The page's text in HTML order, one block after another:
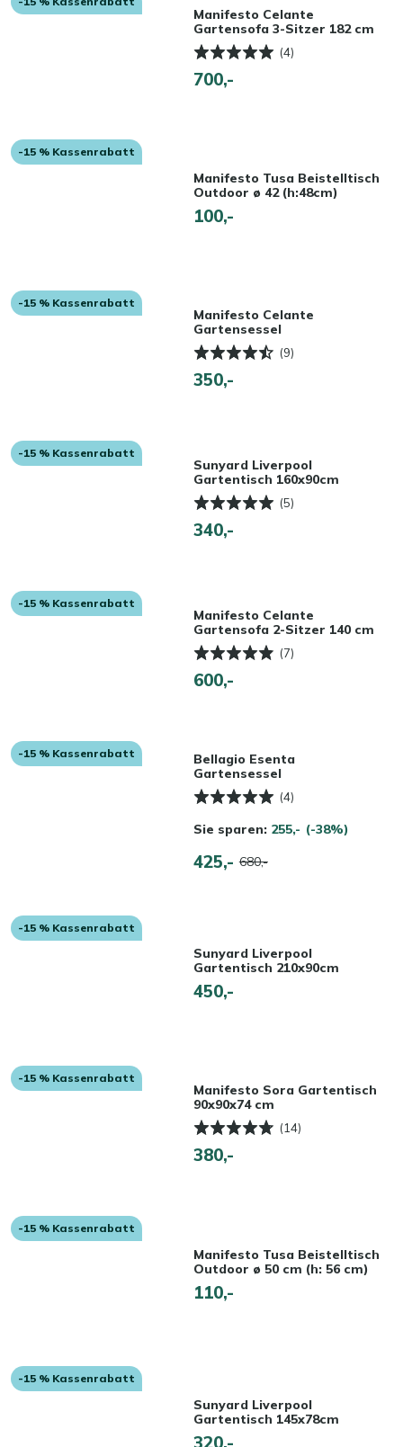
Manifesto Celante
Gartensofa 3-Sitzer 182 cm
(4)
700,-
-15 % Kassenrabatt
Manifesto Tusa Beistelltisch
Outdoor ø 42 (h:48cm)
100,-
-15 % Kassenrabatt
Manifesto Celante
Gartensessel
(9)
350,-
-15 % Kassenrabatt
Sunyard Liverpool
Gartentisch 160x90cm
(5)
340,-
-15 % Kassenrabatt
Manifesto Celante
Gartensofa 2-Sitzer 140 cm
(7)
600,-
-15 % Kassenrabatt
Bellagio Esenta
Gartensessel
(4)
Sie sparen: 255,- (-38%)
425,- 680,-
-15 % Kassenrabatt
Sunyard Liverpool
Gartentisch 210x90cm
450,-
-15 % Kassenrabatt
Manifesto Sora Gartentisch
90x90x74 cm
(14)
380,-
-15 % Kassenrabatt
Manifesto Tusa Beistelltisch
Outdoor ø 50 cm (h: 56 cm)
110,-
-15 % Kassenrabatt
Sunyard Liverpool
Gartentisch 145x78cm
320,-